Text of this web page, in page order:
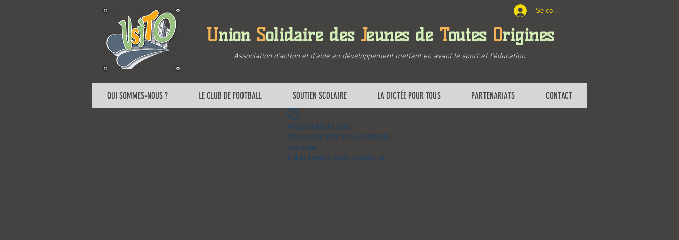
Se connecter ..
Union Solidaire des Jeunes de Toutes Origines
Association d'action et d'aide au développement mettant en avant le sport et l'éducation.
QUI SOMMES-NOUS ? LE CLUB DE FOOTBALL SOUTIEN SCOLAIRE LA DICTÉE POUR TOUS PARTENARIATS CONTACT
Widget Didn’t Load
Check your internet and refresh
this page.
If that doesn’t work, contact us.